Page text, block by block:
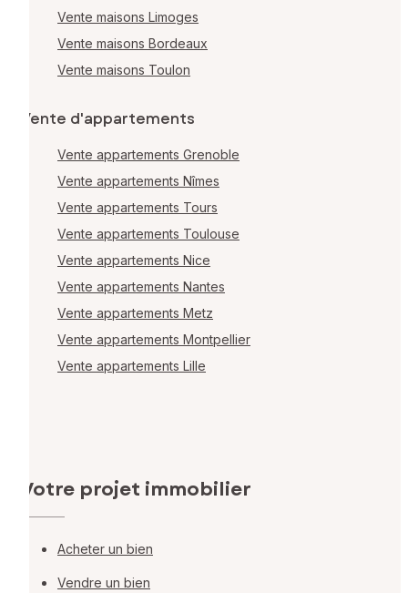
Vente maisons Limoges
Vente maisons Bordeaux
Vente maisons Toulon
Vente d'appartements
Vente appartements Grenoble
Vente appartements Nîmes
Vente appartements Tours
Vente appartements Toulouse
Vente appartements Nice
Vente appartements Nantes
Vente appartements Metz
Vente appartements Montpellier
Vente appartements Lille
Votre projet immobilier
Acheter un bien
Vendre un bien